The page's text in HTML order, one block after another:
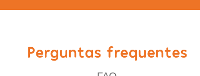
Perguntas frequentes